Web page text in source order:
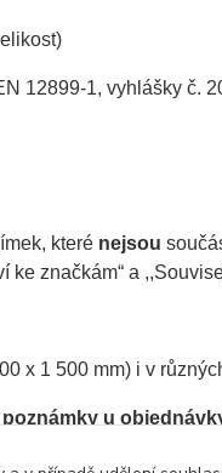
12899-1, vyhlášky č.
které nejsou
značkám“ a
x 1 500 mm) i v
u